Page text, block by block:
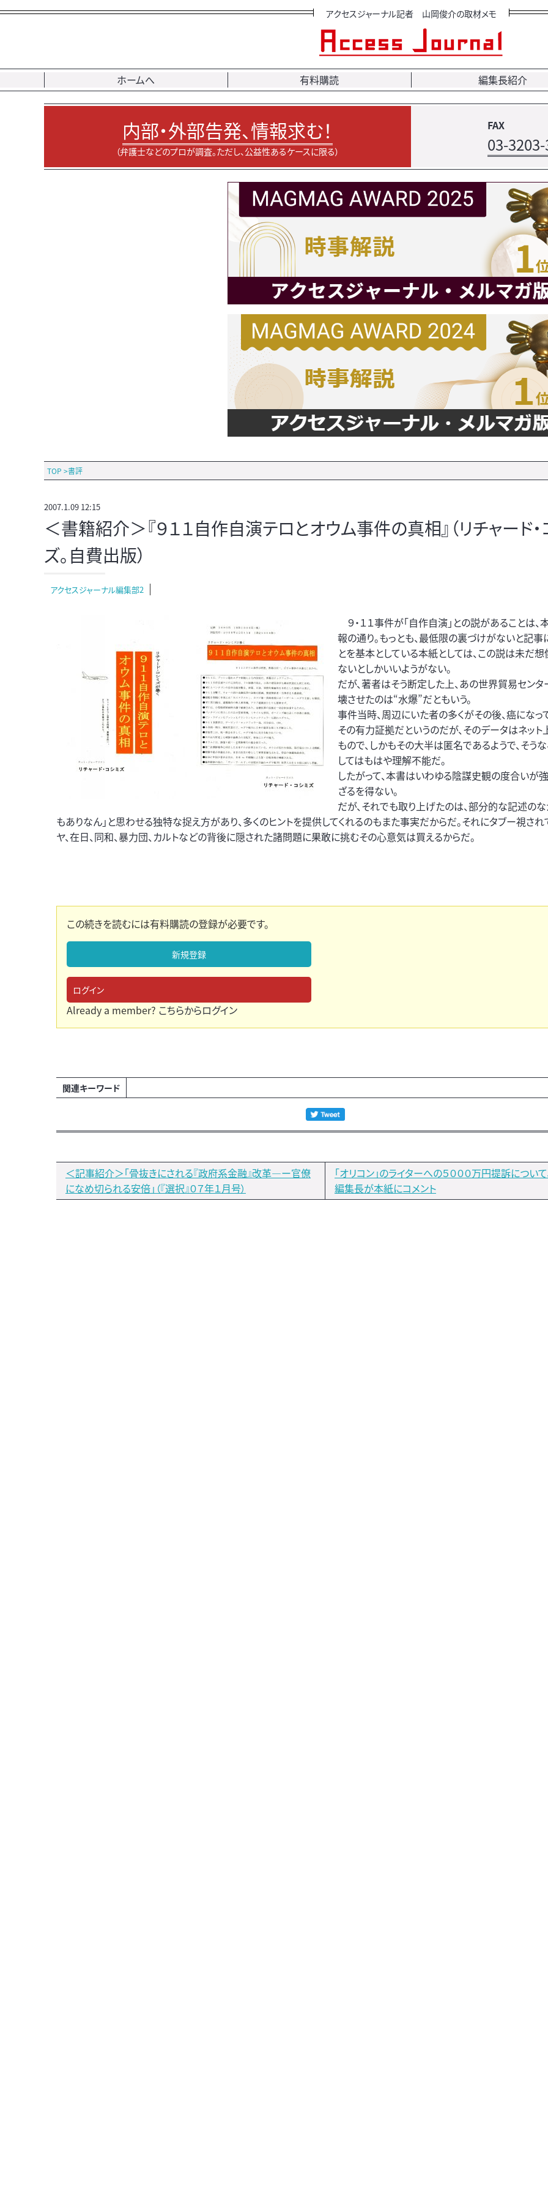
アクセスジャーナル記者 山岡俊介の取材メモ
ホームへ 有料購読 編集長紹介
内部・外部告発、情報求む！
（弁護士などのプロが調査。ただし、公益性あるケースに限る）
FAX
03-
TOP >書評
2007.1.09 12:15
＜書籍紹介＞『９１１自作自演テロとオウム事件の真相』（リチャード
ズ。自費出版）
アクセスジャーナル編集部2
９・１１事件が「自作自演」との説があることは、
報の通り。もっとも、最低限の裏づけがないと記事
とを基本としている本紙としては、この説は未だ
ないとしかいいようがない。
だが、著者はそう断定した上、あの世界貿易セン
壊させたのは“水爆”だともいう。
事件当時、周辺にいた者の多くがその後、癌になっ
その有力証拠だというのだが、そのデータはネット
もので、しかもその大半は匿名であるようで、そう
してはもはや理解不能だ。
したがって、本書はいわゆる陰謀史観の度合いが
ざるを得ない。
だが、それでも取り上げたのは、部分的な記述のな
もありなん」と思わせる独特な捉え方があり、多くのヒントを提供してくれるのもまた事実だからだ。それにタブー視さ
ヤ、在日、同和、暴力団、カルトなどの背後に隠された諸問題に果敢に挑むその心意気は買えるからだ。
この続きを読むには有料購読の登録が必要です。
新規登録
ログイン
Already a member? こちらからログイン
関連キーワード
＜記事紹介＞「骨抜きにされる『政府系金融』改革―ー官僚
になめ切られる安倍」（『選択』０７年１月号）
「オリコン」のライターへの５０００万円提訴につい
編集長が本紙にコメント